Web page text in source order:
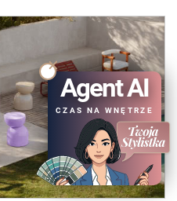
Agent AI
CZAS NA WNĘTRZE